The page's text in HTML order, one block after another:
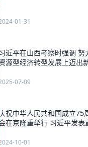
01-31
近平在山西考察时强调 努
源型经济转型发展上迈出
07-09
祝中华人民共和国成立75
在京隆重举行 习近平发表
10-01